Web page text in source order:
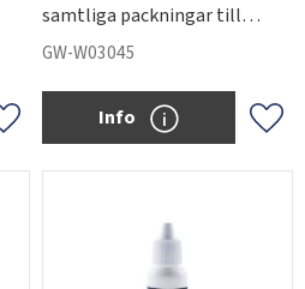
Add to favorites
samtliga packningar till
Zoom-injektorn.
GW-W03045
Add
Info